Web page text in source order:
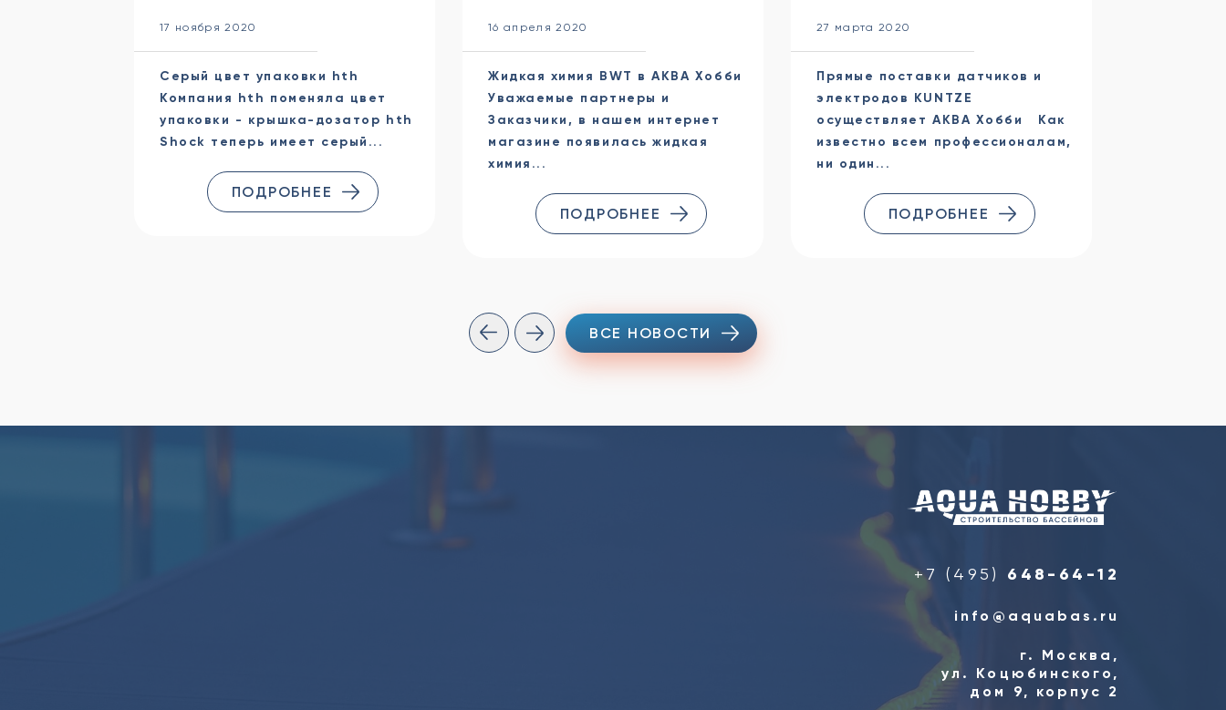
17 ноября 2020
Серый цвет упаковки hth
Компания hth поменяла цвет
упаковки - крышка-дозатор hth
Shock теперь имеет серый...
ПОДРОБНЕЕ
16 апреля 2020
Жидкая химия BWT в АКВА Хобби
Уважаемые партнеры и
Заказчики, в нашем интернет
магазине появилась жидкая
химия...
ПОДРОБНЕЕ
27 марта 2020
Прямые поставки датчиков и
электродов KUNTZE
осуществляет АКВА Хобби Как
известно всем профессионалам,
ни один...
ПОДРОБНЕЕ
ВСЕ НОВОСТИ
+7 (495) 648-64-12
info@aquabas.ru
г. Москва,
ул. Коцюбинского,
дом 9, корпус 2